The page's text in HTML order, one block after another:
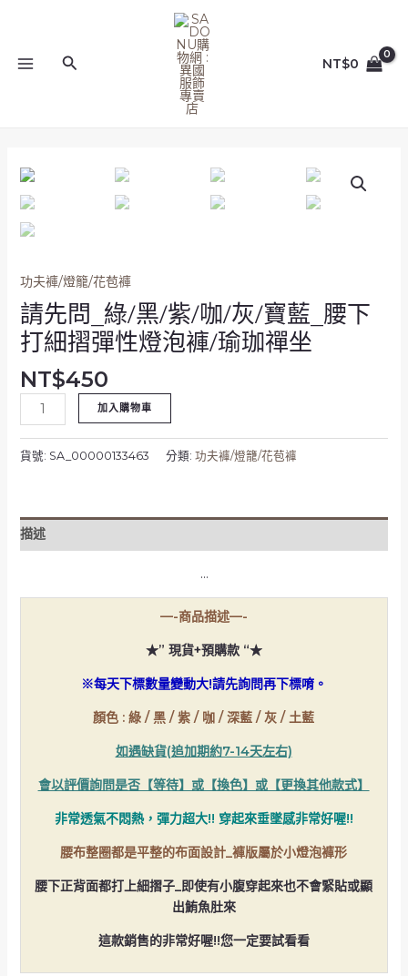
搜
NT$0
功夫褲/燈籠/花苞褲
請先問_綠/黑/紫/咖/灰/寶藍_腰下
打細摺彈性燈泡褲/瑜珈禪坐
NT$450
先
問
_
紫/
咖/
灰/
寶
藍
_
下
打
彈
性
加入購物車
貨號: SA_00000133463 分類: 功夫褲/燈籠/花苞褲
描述
…
—-商品描述—-
★” 現貨+預購款 “★
※每天下標數量變動大!請先詢問再下標唷。
顏色 : 綠 / 黑 / 紫 / 咖 / 深藍 / 灰 / 土藍
如遇缺貨(追加期約7-14天左右)
會以評價詢問是否【等待】或【換色】或【更換其他款式】
非常透氣不悶熱，彈力超大!! 穿起來垂墜感非常好喔!!
腰布整圈都是平整的布面設計_褲版屬於小燈泡褲形
腰下正背面都打上細摺子_即使有小腹穿起來也不會緊貼或顯
出鮪魚肚來
這款銷售的非常好喔!!您一定要試看看